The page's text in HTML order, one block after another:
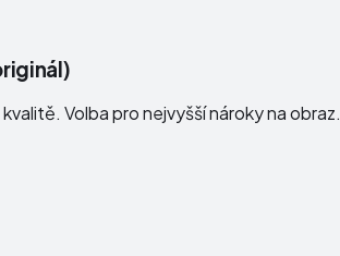
Volba pro nejvyšší nároky na obraz.